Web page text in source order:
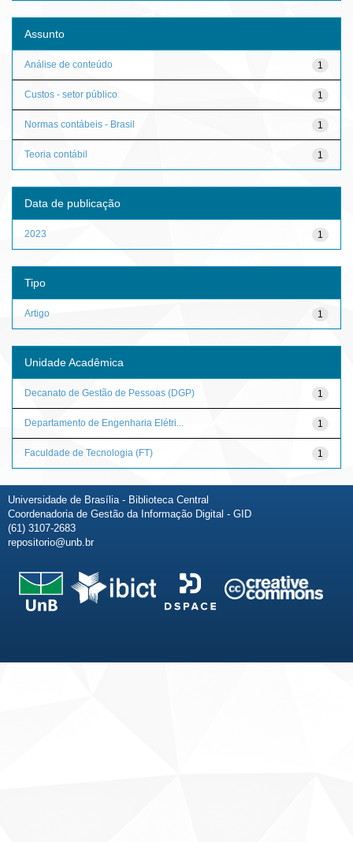
Assunto
1
Análise de conteúdo
1
Custos - setor público
1
Normas contábeis - Brasil
1
Teoria contábil
Data de publicação
1
2023
Tipo
1
Artigo
Unidade Acadêmica
1
Decanato de Gestão de Pessoas (DGP)
1
Departamento de Engenharia Elétri...
1
Faculdade de Tecnologia (FT)
Universidade de Brasília - Biblioteca Central
Coordenadoria de Gestão da Informação Digital - GID
(61) 3107-2683
repositorio@unb.br